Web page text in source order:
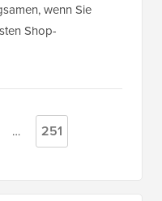
wenn Sie
Shop-
Zwischenseiten
weggelassen
… Seite
251